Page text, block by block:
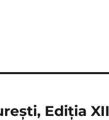
Ediția XII